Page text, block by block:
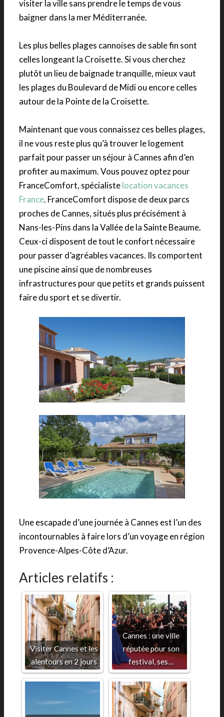
visiter la ville sans prendre le temps de vous
baigner dans la mer Méditerranée.
Les plus belles plages cannoises de sable fin sont
celles longeant la Croisette. Si vous cherchez
plutôt un lieu de baignade tranquille, mieux vaut
les plages du Boulevard de Midi ou encore celles
autour de la Pointe de la Croisette.
Maintenant que vous connaissez ces belles plages,
il ne vous reste plus qu’à trouver le logement
parfait pour passer un séjour à Cannes afin d’en
profiter au maximum. Vous pouvez optez pour
FranceComfort, spécialistelocation vacances
France. FranceComfort dispose de deux parcs
proches de Cannes, situés plus précisément à
Nans-les-Pins dans la Vallée de la Sainte Beaume.
Ceux-ci disposent de tout le confort nécessaire
pour passer d’agréables vacances. Ils comportent
une piscine ainsi que de nombreuses
infrastructures pour que petits et grands puissent
faire du sport et se divertir.
Une escapade d’une journée à Cannes est l’un des
incontournables à faire lors d’un voyage en région
Provence-Alpes-Côte d’Azur.
Articles relatifs :
Visiter Cannes et les
alentours en 2 jours
Cannes : une ville
réputée pour son
festival, ses…